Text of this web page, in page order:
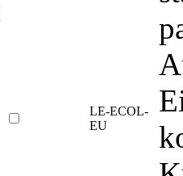
LE-ECOL-
EU